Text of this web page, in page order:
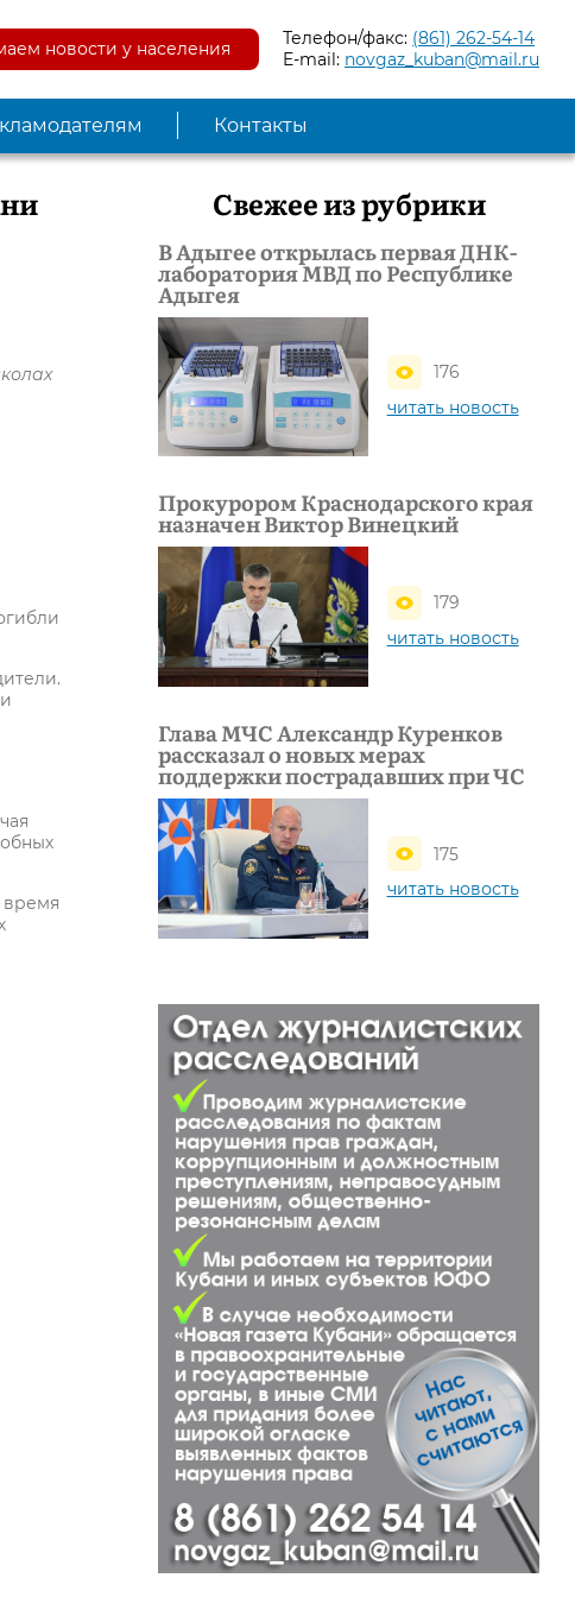
новости у населения Телефон/факс: (861) 262-54-14
E-mail: novgaz_kuban@mail.ru
Контакты
время
Свежее из рубрики
В Адыгее открылась первая ДНК-
лаборатория МВД по Республике
Адыгея
176
читать новость
Прокурором Краснодарского края
назначен Виктор Винецкий
179
читать новость
Глава МЧС Александр Куренков
рассказал о новых мерах
поддержки пострадавших при ЧС
175
читать новость